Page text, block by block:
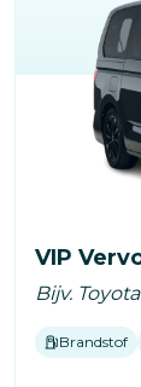
VIP
Bijv.
Brandstof